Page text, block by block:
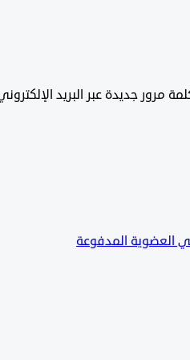
مرور جديدة عبر البريد
العضوية المدفوعة